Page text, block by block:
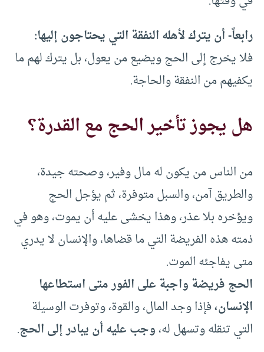
رابعاً- أن يترك لأهله النفقة التي يحتاجون إليها:
فلا يخرج إلى الحج ويضيع من يعول، بل يترك لهم ما
يكفيهم من النفقة والحاجة.
هل يجوز تأخير الحج مع القدرة؟
من الناس من يكون له مال وفير، وصحته جيدة،
والطريق آمن، والسبل متوفرة، ثم يؤجل الحج
ويؤخره بلا عذر، وهذا يخشى عليه أن يموت، وهو في
ذمته هذه الفريضة التي ما قضاها، والإنسان لا يدري
متى يفاجئه الموت.
الحج فريضة واجبة على الفور متى استطاعها
الإنسان،فإذا وجد المال، والقوة، وتوفرت الوسيلة
التي تنقله وتسهل له،وجب عليه أن يبادر إلى الحج.